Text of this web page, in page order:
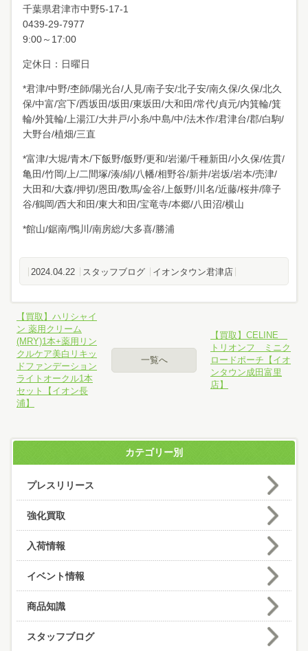
千葉県君津市中野5-17-1
0439-29-7977
9:00～17:00
定休日：日曜日
*君津/中野/杢師/陽光台/人見/南子安/北子安/南久保/久保/北久
保/中富/宮下/西坂田/坂田/東坂田/大和田/常代/貞元/内箕輪/箕
輪/外箕輪/上湯江/大井戸/小糸/中島/中/法木作/君津台/郡/白駒/
大野台/植畑/三直
*富津/大堀/青木/下飯野/飯野/更和/岩瀬/千種新田/小久保/佐貫/
亀田/竹岡/上/二間塚/湊/絹/八幡/相野谷/新井/岩坂/岩本/売津/
大田和/大森/押切/恩田/数馬/金谷/上飯野/川名/近藤/桜井/障子
谷/鶴岡/西大和田/東大和田/宝竜寺/本郷/八田沼/横山
*館山/鋸南/鴨川/南房総/大多喜/勝浦
2024.04.22 スタッフブログ イオンタウン君津店
【買取】ハリシャイ
ン 薬用クリーム
(MRY)1本+薬用リン
クルケア美白リキッ
ドファンデーション
ライトオークル1本
セット【イオン長
浦】
一覧へ
【買取】CELINE
トリオンフ ミニク
ロードポーチ【イオ
ンタウン成田富里
店】
カテゴリー別
プレスリリース
強化買取
入荷情報
イベント情報
商品知識
スタッフブログ